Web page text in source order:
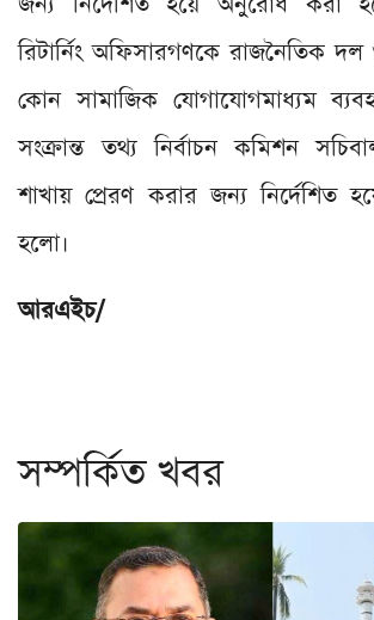
রিটার্নিং অফিসারগণকে রাজনৈতিক দল
কোন সামাজিক যোগাযোগমাধ্যম
সংক্রান্ত তথ্য নির্বাচন কমিশন
শাখায় প্রেরণ করার জন্য নির্দেশিত
হলো।
আরএইচ/
সম্পর্কিত খবর